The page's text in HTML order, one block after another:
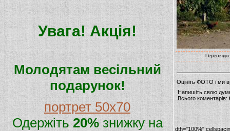
Увага! Акція!
Молодятам весільний
подарунок!
портрет 50х70
Одержіть20%знижку на
Оцініть ФОТО і ми
Напишіть свою
Всього коментарів:
dth="100%"